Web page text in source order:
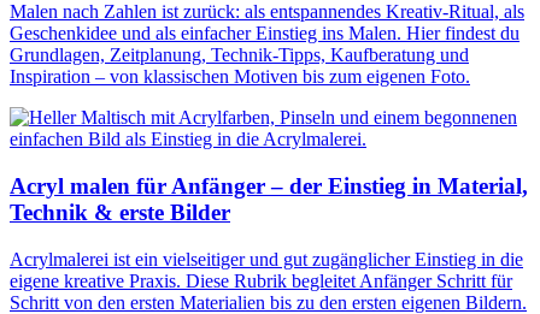
Malen nach Zahlen ist zurück: als entspannendes Kreativ-Ritual, als
Geschenkidee und als einfacher Einstieg ins Malen. Hier findest du
Grundlagen, Zeitplanung, Technik-Tipps, Kaufberatung und
Inspiration – von klassischen Motiven bis zum eigenen Foto.
Acryl malen für Anfänger – der Einstieg in Material,
Technik & erste Bilder
Acrylmalerei ist ein vielseitiger und gut zugänglicher Einstieg in die
eigene kreative Praxis. Diese Rubrik begleitet Anfänger Schritt für
Schritt von den ersten Materialien bis zu den ersten eigenen Bildern.